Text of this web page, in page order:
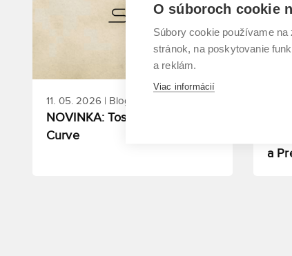
11. 05. 2026 | Blog
NOVINKA: Toshiba SHORAI
Curve
a
O súboroch cookie
Súbory cookie používame
stránok, na poskytovanie
a reklám.
Viac informácií